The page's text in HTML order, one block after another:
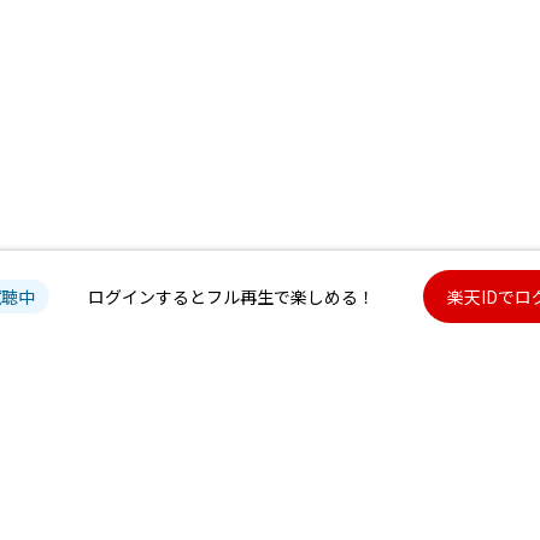
中 ログインするとフル再生で楽しめる！ 楽天IDでロ